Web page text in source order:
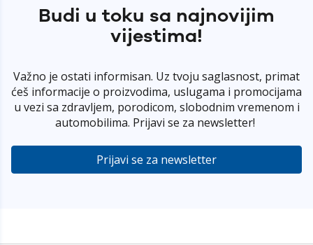
Budi u toku sa najnovijim
vijestima!
Važno je ostati informisan. Uz tvoju saglasnost, primat
ćeš informacije o proizvodima, uslugama i promocijama
u vezi sa zdravljem, porodicom, slobodnim vremenom i
automobilima. Prijavi se za newsletter!
Prijavi se za newsletter